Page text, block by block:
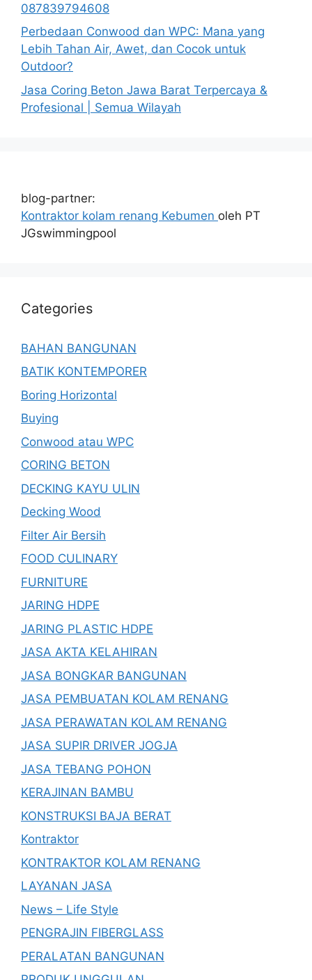
087839794608
Perbedaan Conwood dan WPC: Mana yang
Lebih Tahan Air, Awet, dan Cocok untuk
Outdoor?
Jasa Coring Beton Jawa Barat Terpercaya &
Profesional | Semua Wilayah
blog-partner:
Kontraktor kolam renang Kebumen oleh PT
JGswimmingpool
Categories
BAHAN BANGUNAN
BATIK KONTEMPORER
Boring Horizontal
Buying
Conwood atau WPC
CORING BETON
DECKING KAYU ULIN
Decking Wood
Filter Air Bersih
FOOD CULINARY
FURNITURE
JARING HDPE
JARING PLASTIC HDPE
JASA AKTA KELAHIRAN
JASA BONGKAR BANGUNAN
JASA PEMBUATAN KOLAM RENANG
JASA PERAWATAN KOLAM RENANG
JASA SUPIR DRIVER JOGJA
JASA TEBANG POHON
KERAJINAN BAMBU
KONSTRUKSI BAJA BERAT
Kontraktor
KONTRAKTOR KOLAM RENANG
LAYANAN JASA
News – Life Style
PENGRAJIN FIBERGLASS
PERALATAN BANGUNAN